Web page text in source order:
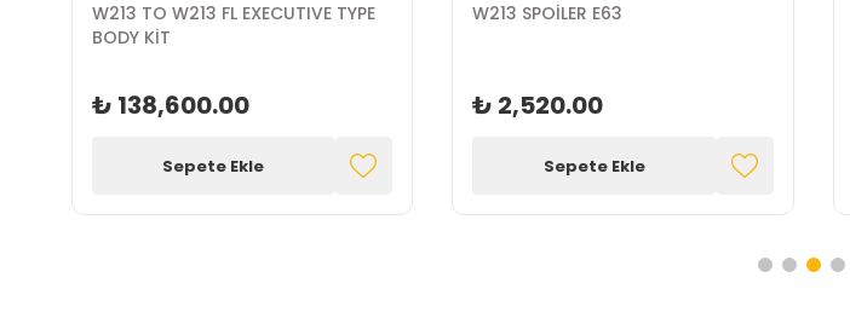
W213 TO W213 FL EXECUTIVE TYPE
BODY KİT
₺ 138,600.00
Sepete Ekle
W213 SPOİLER E63
₺ 2,520.00
Sepete Ekle